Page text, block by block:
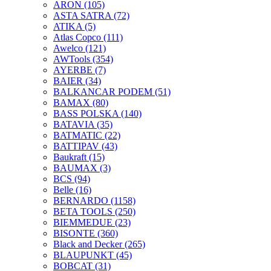
ARON (105)
ASTA SATRA (72)
ATIKA (5)
Atlas Copco (111)
Awelco (121)
AWTools (354)
AYERBE (7)
BAIER (34)
BALKANCAR PODEM (51)
BAMAX (80)
BASS POLSKA (140)
BATAVIA (35)
BATMATIC (22)
BATTIPAV (43)
Baukraft (15)
BAUMAX (3)
BCS (94)
Belle (16)
BERNARDO (1158)
BETA TOOLS (250)
BIEMMEDUE (23)
BISONTE (360)
Black and Decker(265)
BLAUPUNKT (45)
BOBCAT (31)